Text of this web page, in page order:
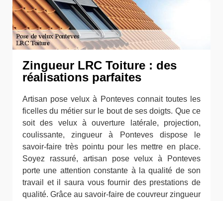
Zingueur LRC Toiture : des
réalisations parfaites
Artisan pose velux à Ponteves connait toutes les
ficelles du métier sur le bout de ses doigts. Que ce
soit des velux à ouverture latérale, projection,
coulissante, zingueur à Ponteves dispose le
savoir-faire très pointu pour les mettre en place.
Soyez rassuré, artisan pose velux à Ponteves
porte une attention constante à la qualité de son
travail et il saura vous fournir des prestations de
qualité. Grâce au savoir-faire de couvreur zingueur